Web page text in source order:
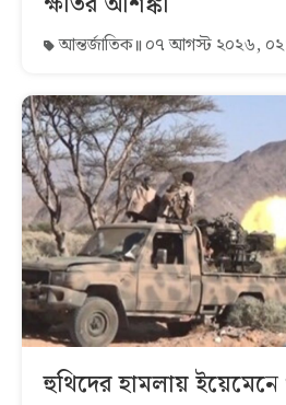
আন্তর্জাতিক ০৭ আগস্ট ২০২৬,
হুথিদের হামলায়